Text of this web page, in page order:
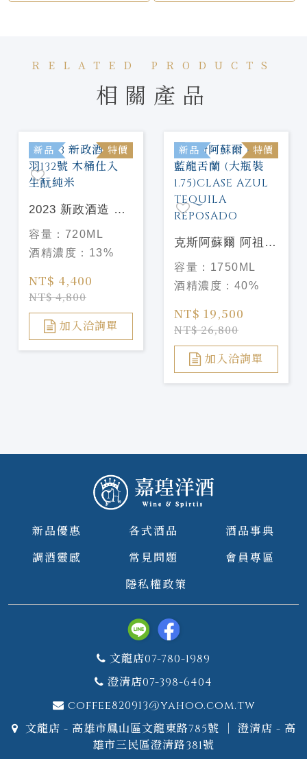
RELATED PRODUCTS
相關產品
新品 特價
2023 新政酒造 陸
羽132號 木桶仕入
生酛純米
容量： 720ML
酒精濃度： 13%
NT$ 4,400
NT$ 4,800
加入洽詢單
新品 特價
克斯阿蘇爾 阿祖藍
龍舌蘭 (大瓶裝
1.75)CLASE
AZUL TEQUILA
REPOSADO
容量： 1750ML
酒精濃度： 40%
NT$ 19,500
NT$ 26,800
加入洽詢單
新品優惠 各式酒品
酒品事典
調酒靈感
常見問題
會員專區
隱私權政策
文龍店07-780-1989
澄清店07-398-6404
coffee820913@yahoo.com.tw
文龍店 - 高雄市鳳山區文龍東路785號 ｜ 澄清店 - 高
雄市三民區澄清路381號